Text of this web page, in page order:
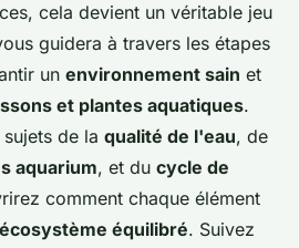
cela devient un véritable jeu
guidera à travers les étapes
un environnement sain et
et plantes aquatiques.
de la qualité de l'eau, de
aquarium, et du cycle de
comment chaque élément
écosystème équilibré. Suivez